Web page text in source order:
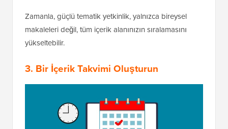
Zamanla, güçlü tematik yetkinlik, yalnızca bireysel
makaleleri değil, tüm içerik alanınızın sıralamasını
yükseltebilir.
3. Bir İçerik Takvimi Oluşturun